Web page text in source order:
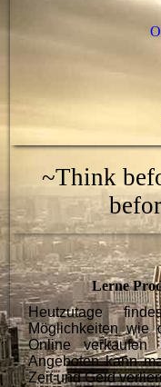
~Think
Lerne
Heutzutage
Möglichkeiten wie
Online
Angeboten kann
Zeit und Geld